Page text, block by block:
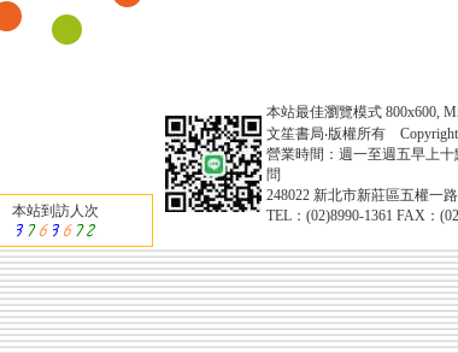
本站到訪人次
本站最佳瀏覽模式 800x600,
文笙書局‧版權所有 Copyright
營業時間：週一至週五早上
問
248022 新北市新莊區五權一
TEL：(02)8990-1361 FAX：